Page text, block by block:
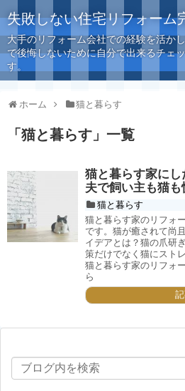
失敗しない住宅リフォーム
大手のリフォーム会社での経験を活か
で後悔しないために自分で出来るチェ
す。
ホーム 猫と暮らす
「 猫と暮らす 」 一覧
猫と暮らす家に
夫で飼い主も猫も
猫と暮らす
猫と暮らす家のリフォ
です。猫が癒されて尚
イデアとは？猫の爪研
策だけでなく猫にスト
猫と暮らす家のリフォ
ら